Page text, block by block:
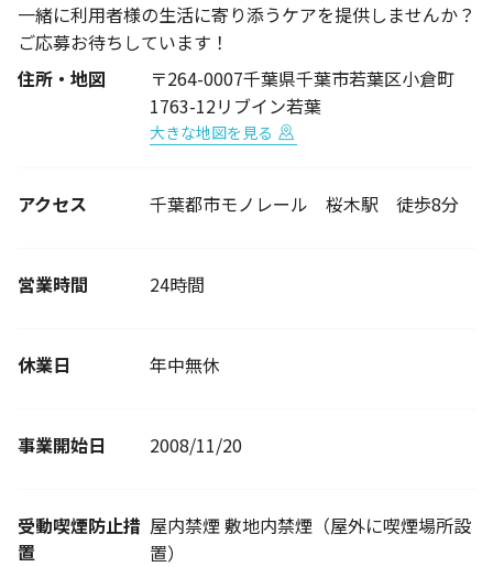
一緒に利用者様の生活に寄り添うケアを提供しませんか？
ご応募お待ちしています！
住所・地図
〒264-0007千葉県千葉市若葉区小倉町
1763-12リブイン若葉
大きな地図を見る
アクセス 千葉都市モノレール 桜木駅 徒歩8分
営業時間 24時間
休業日 年中無休
事業開始日 2008/11/20
受動喫煙防止措
置
屋内禁煙 敷地内禁煙（屋外に喫煙場所設
置）